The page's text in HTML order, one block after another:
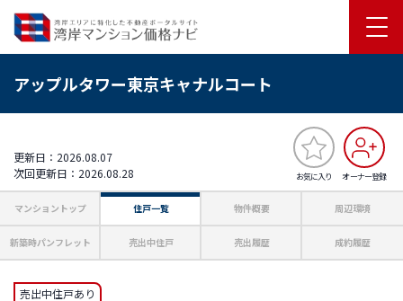
アップルタワー東京キャナルコート
お気に入り オーナー登録
更新日：2026.08.07
次回更新日：2026.08.28
マンショントップ 住戸一覧 物件概要 周辺環境
新築時パンフレット 売出中住戸 売出履歴 成約履歴
売出中住戸あり